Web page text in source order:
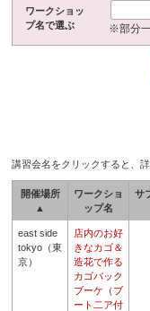
ワークショッ
プ名で選ぶ
※部分
講習会名をクリックすると、
開催場所
▲
ワークショ
ップ名
サ
east side
tokyo（東
京）
店内のお好
きなカゴ＆
造花で作る
カゴバック
ブーケ（ブ
ート二ア付